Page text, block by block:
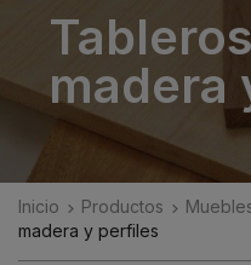
madera
Inicio Productos
madera y perfiles